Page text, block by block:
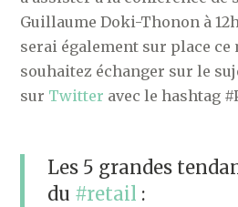
Guillaume Doki-Thonon à
serai également sur place
souhaitez échanger sur le
sur Twitter avec le hashtag
Les 5 grandes
du #retail :